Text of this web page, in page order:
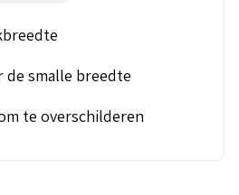
de smalle breedte
te overschilderen